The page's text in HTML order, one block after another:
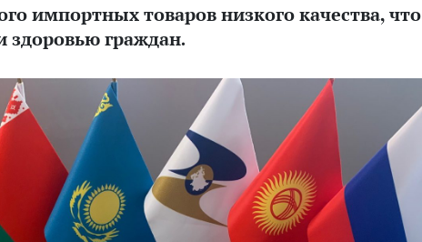
импортных товаров низкого качества, что
здоровью граждан.